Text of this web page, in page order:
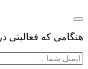
هنگامی که فعالیتی